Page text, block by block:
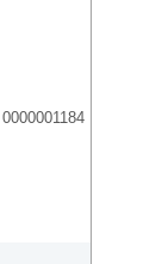
0000001184